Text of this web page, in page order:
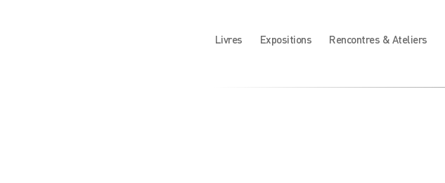
Livres Expositions Rencontres & Ateliers